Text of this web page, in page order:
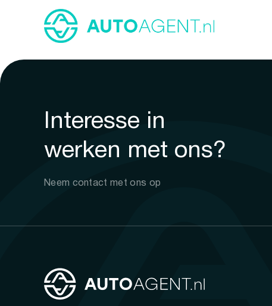
Interesse in
werken met ons?
Neem contact met ons op